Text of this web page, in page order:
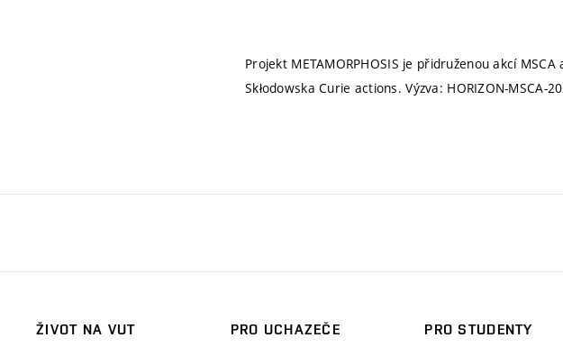
Projekt METAMORPHOSIS je přidruženou akcí
Skłodowska Curie actions. Výzva: HORIZON-MSCA-
ŽIVOT NA VUT
PRO UCHAZEČE
PRO STUDENTY